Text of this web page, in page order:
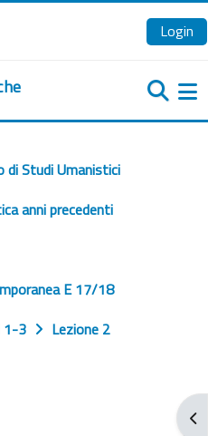
Login
di Studi Umanistici
anni precedenti
E 17/18
1-3
Lezione 2